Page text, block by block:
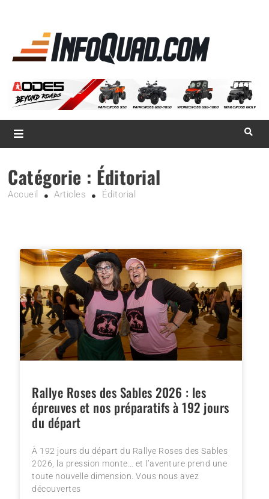
Magazine InfoQuad.com
Catégorie : Éditorial
Accueil Articles Éditorial
Rallye Roses des Sables 2026 : les
épreuves et nos préparatifs à 192 jours
du départ
À 192 jours du départ du Rallye Roses des Sables
2026, la pression monte… et l’aventure prend une
toute nouvelle dimension. Vous nous avez
découvertes